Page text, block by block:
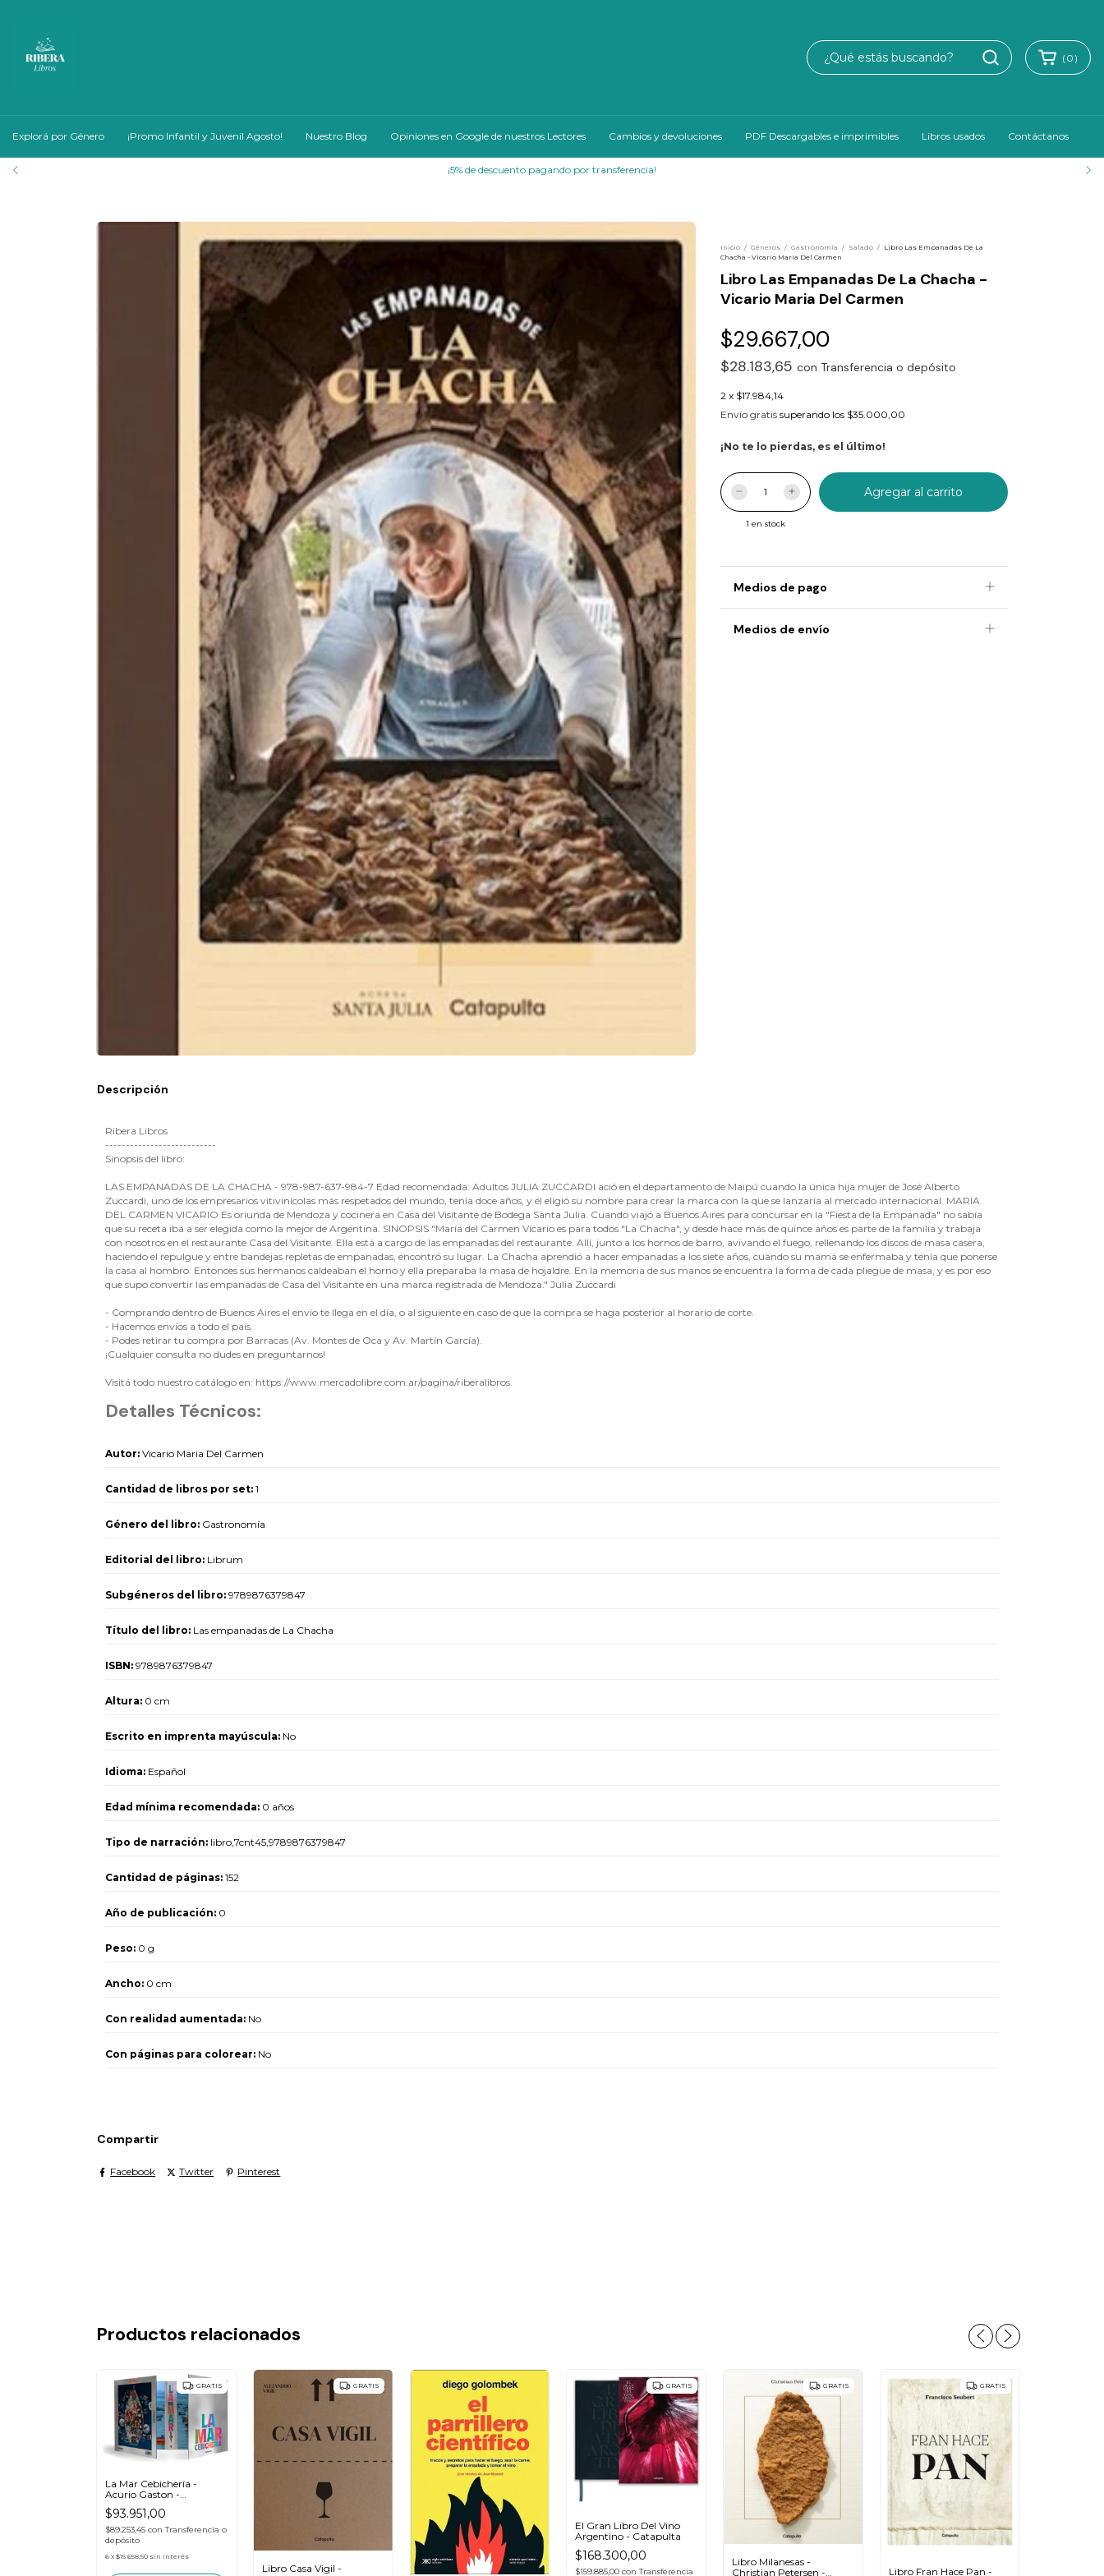
¡Cuotas sin interés!
( 0 )
Explorá por Género ¡Promo Infantil y Juvenil Agosto! Nuestro Blog Opiniones en Google de nuestros Lectores Cambios y devoluciones PDF Descargables e imprimibles Libros usados Contáctanos
Inicio / Géneros / Gastronomía / Salado / Libro Las Empanadas De La
Chacha - Vicario Maria Del Carmen
Libro Las Empanadas De La Chacha -
Vicario Maria Del Carmen
$29.667,00
$28.183,65 con Transferencia o depósito
2 x $17.984,14
Envío gratis superando los $35.000,00
¡No te lo pierdas, es el último!
1 en stock
Medios de pago
Medios de envío
Descripción
Ribera Libros
---------------------------
Sinopsis del libro:
LAS EMPANADAS DE LA CHACHA - 978-987-637-984-7 Edad recomendada: Adultos JULIA ZUCCARDI ació en el departamento de Maipú cuando la única hija mujer de José Alberto
Zuccardi, uno de los empresarios vitivinícolas más respetados del mundo, tenía doce años, y él eligió su nombre para crear la marca con la que se lanzaría al mercado internacional. MARIA
DEL CARMEN VICARIO Es oriunda de Mendoza y cocinera en Casa del Visitante de Bodega Santa Julia. Cuando viajó a Buenos Aires para concursar en la "Fiesta de la Empanada" no sabía
que su receta iba a ser elegida como la mejor de Argentina. SINOPSIS "María del Carmen Vicario es para todos "La Chacha", y desde hace más de quince años es parte de la familia y trabaja
con nosotros en el restaurante Casa del Visitante. Ella está a cargo de las empanadas del restaurante. Allí, junto a los hornos de barro, avivando el fuego, rellenando los discos de masa casera,
haciendo el repulgue y entre bandejas repletas de empanadas, encontró su lugar. La Chacha aprendió a hacer empanadas a los siete años, cuando su mamá se enfermaba y tenía que ponerse
la casa al hombro. Entonces sus hermanos caldeaban el horno y ella preparaba la masa de hojaldre. En la memoria de sus manos se encuentra la forma de cada pliegue de masa, y es por eso
que supo convertir las empanadas de Casa del Visitante en una marca registrada de Mendoza." Julia Zuccardi
- Comprando dentro de Buenos Aires el envío te llega en el día, o al siguiente en caso de que la compra se haga posterior al horario de corte.
- Hacemos envíos a todo el país.
- Podes retirar tu compra por Barracas (Av. Montes de Oca y Av. Martín García).
¡Cualquier consulta no dudes en preguntarnos!
Visitá todo nuestro catálogo en: https://www.mercadolibre.com.ar/pagina/riberalibros.
Detalles Técnicos:
Autor: Vicario Maria Del Carmen
Cantidad de libros por set: 1
Género del libro: Gastronomía
Editorial del libro: Librum
Subgéneros del libro: 9789876379847
Título del libro: Las empanadas de La Chacha
ISBN: 9789876379847
Altura: 0 cm
Escrito en imprenta mayúscula: No
Idioma: Español
Edad mínima recomendada: 0 años
Tipo de narración: libro,7cnt45,9789876379847
Cantidad de páginas: 152
Año de publicación: 0
Peso: 0 g
Ancho: 0 cm
Con realidad aumentada: No
Con páginas para colorear: No
Compartir
Facebook Twitter Pinterest
Productos relacionados
GRATIS
La Mar Cebichería -
Acurio Gaston -
Catapulta
$93.951,00
$89.253,45 con Transferencia o
depósito
6 x $15.658,50 sin interés
GRATIS
Libro Casa Vigil -
GRATIS
El Gran Libro Del Vino
Argentino - Catapulta
$168.300,00
$159.885,00con Transferencia
GRATIS
Libro Milanesas -
Christian Petersen -
GRATIS
Libro Fran Hace Pan -